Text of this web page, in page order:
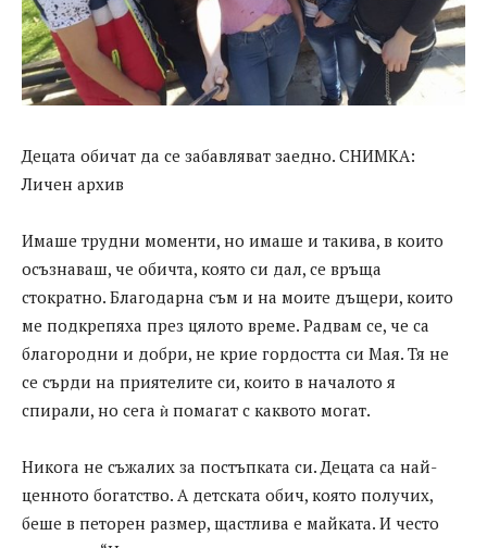
Децата обичат да се забавляват заедно. СНИМКА:
Личен архив
Имаше трудни моменти, но имаше и такива, в които
осъзнаваш, че обичта, която си дал, се връща
стократно. Благодарна съм и на моите дъщери, които
ме подкрепяха през цялото време. Радвам се, че са
благородни и добри, не крие гордостта си Мая. Тя не
се сърди на приятелите си, които в началото я
спирали, но сега ѝ помагат с каквото могат.
Никога не съжалих за постъпката си. Децата са най-
ценното богатство. А детската обич, която получих,
беше в петорен размер, щастлива е майката. И често